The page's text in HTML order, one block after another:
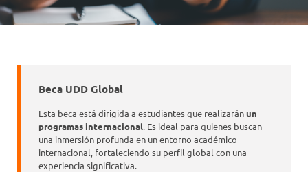
Beca UDD Global
Esta beca está dirigida a estudiantes que realizaránun
programas internacional. Es ideal para quienes buscan
una inmersión profunda en un entorno académico
internacional, fortaleciendo su perfil global con una
experiencia significativa.